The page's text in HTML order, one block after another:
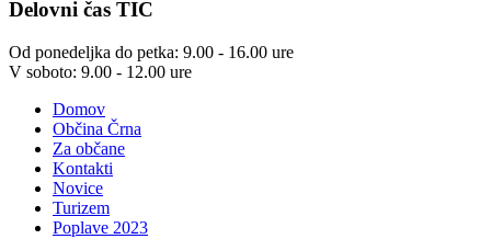
Delovni čas TIC
Od ponedeljka do petka: 9.00 - 16.00 ure
V soboto: 9.00 - 12.00 ure
Domov
Občina Črna
Za občane
Kontakti
Novice
Turizem
Poplave 2023